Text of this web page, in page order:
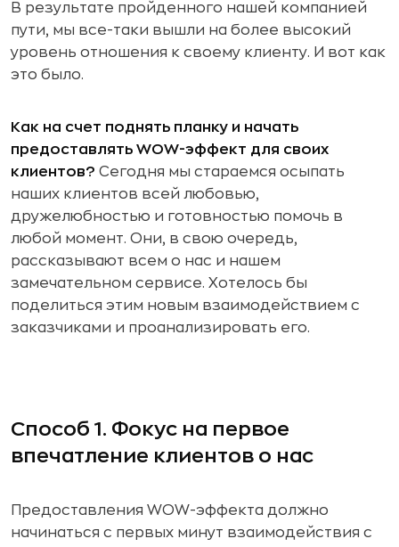
В результате пройденного нашей компанией
пути, мы все-таки вышли на более высокий
уровень отношения к своему клиенту. И вот как
это было.
Как на счет поднять планку и начать
предоставлять WOW-эффект для своих
клиентов? Сегодня мы стараемся осыпать
наших клиентов всей любовью,
дружелюбностью и готовностью помочь в
любой момент. Они, в свою очередь,
рассказывают всем о нас и нашем
замечательном сервисе. Хотелось бы
поделиться этим новым взаимодействием с
заказчиками и проанализировать его.
Способ 1. Фокус на первое
впечатление клиентов о нас
Предоставления WOW-эффекта должно
начинаться с первых минут взаимодействия с